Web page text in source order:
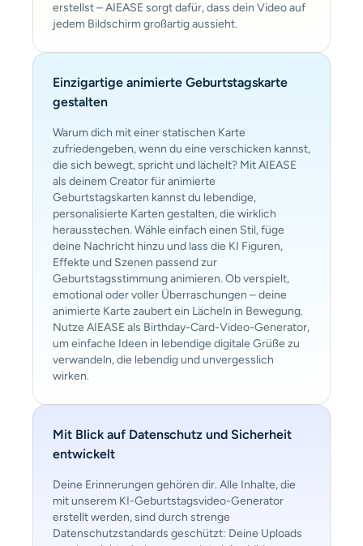
erstellst – AIEASE sorgt dafür, dass dein Video auf
jedem Bildschirm großartig aussieht.
Einzigartige animierte Geburtstagskarte
gestalten
Warum dich mit einer statischen Karte
zufriedengeben, wenn du eine verschicken kannst,
die sich bewegt, spricht und lächelt? Mit AIEASE
als deinem Creator für animierte
Geburtstagskarten kannst du lebendige,
personalisierte Karten gestalten, die wirklich
herausstechen. Wähle einfach einen Stil, füge
deine Nachricht hinzu und lass die KI Figuren,
Effekte und Szenen passend zur
Geburtstagsstimmung animieren. Ob verspielt,
emotional oder voller Überraschungen – deine
animierte Karte zaubert ein Lächeln in Bewegung.
Nutze AIEASE als Birthday-Card-Video-Generator,
um einfache Ideen in lebendige digitale Grüße zu
verwandeln, die lebendig und unvergesslich
wirken.
Mit Blick auf Datenschutz und Sicherheit
entwickelt
Deine Erinnerungen gehören dir. Alle Inhalte, die
mit unserem KI-Geburtstagsvideo-Generator
erstellt werden, sind durch strenge
Datenschutzstandards geschützt: Deine Uploads